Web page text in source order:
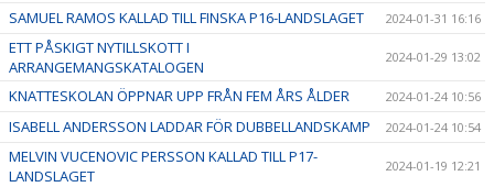
SAMUEL RAMOS KALLAD TILL FINSKA P16-LANDSLAGET 2024-01-31 16:16
ETT PÅSKIGT NYTILLSKOTT I
ARRANGEMANGSKATALOGEN
2024-01-29 13:02
KNATTESKOLAN ÖPPNAR UPP FRÅN FEM ÅRS ÅLDER 2024-01-24 10:56
ISABELL ANDERSSON LADDAR FÖR DUBBELLANDSKAMP 2024-01-24 10:54
MELVIN VUCENOVIC PERSSON KALLAD TILL P17-
LANDSLAGET
2024-01-19 12:21